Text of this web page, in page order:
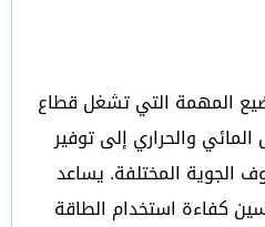
المهمة التي تشغل قطاع
والحراري إلى توفير
الجوية المختلفة. يساعد
كفاءة استخدام الطاقة